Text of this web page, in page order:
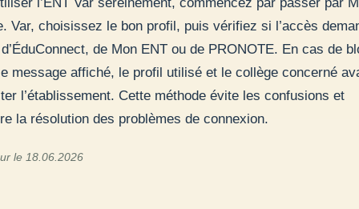
Var, choisissez le bon profil, puis vérifiez si l’accès
de Mon ENT ou de PRONOTE. En cas de
message affiché, le profil utilisé et le collège concerné
l’établissement. Cette méthode évite les confusions et
la résolution des problèmes de connexion.
le 18.06.2026